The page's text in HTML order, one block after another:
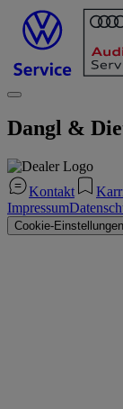
Dangl &
Kontakt
Impressum
Cookie-Einstellungen